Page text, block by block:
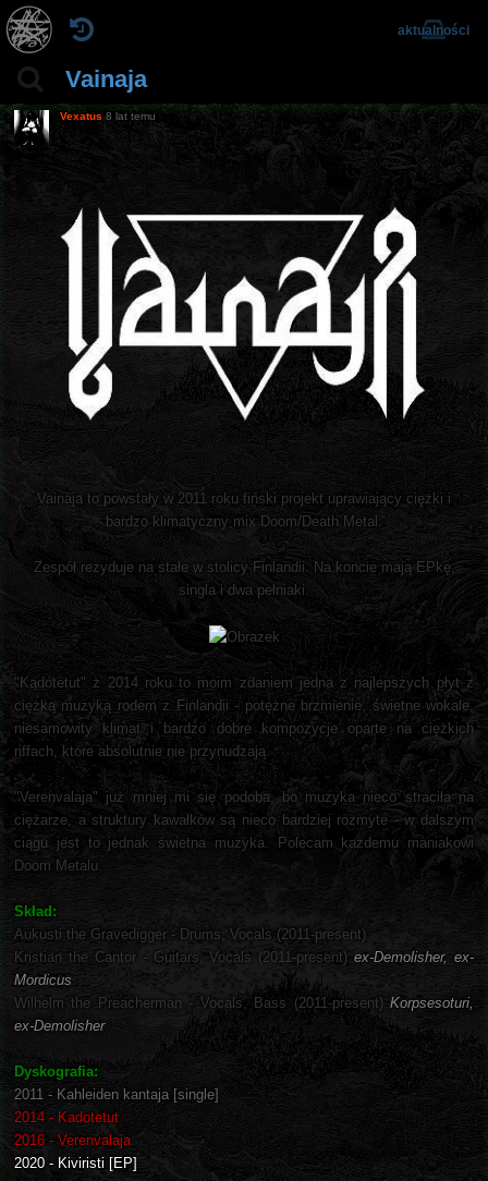
Vainaja
aktualności
Vexatus 8 lat temu
Vainaja to powstały w 2011 roku fiński projekt uprawiający ciężki i
bardzo klimatyczny mix Doom/Death Metal.
Zespół rezyduje na stałe w stolicy Finlandii. Na koncie mają EPkę,
singla i dwa pełniaki.
"Kadotetut" z 2014 roku to moim zdaniem jedna z najlepszych płyt z
ciężką muzyką rodem z Finlandii - potężne brzmienie, świetne wokale,
niesamowity klimat i bardzo dobre kompozycje oparte na ciężkich
riffach, które absolutnie nie przynudzają.
"Verenvalaja" już mniej mi się podoba, bo muzyka nieco straciła na
ciężarze, a struktury kawałków są nieco bardziej rozmyte - w dalszym
ciągu jest to jednak świetna muzyka. Polecam każdemu maniakowi
Doom Metalu.
Skład:
Aukusti the Gravedigger - Drums, Vocals (2011-present)
Kristian the Cantor - Guitars, Vocals (2011-present)ex-Demolisher, ex-
Mordicus
Wilhelm the Preacherman - Vocals, Bass (2011-present) Korpsesoturi,
ex-Demolisher
Dyskografia:
2011 - Kahleiden kantaja [single]
2014 - Kadotetut
2016 - Verenvalaja
2020 - Kiviristi [EP]